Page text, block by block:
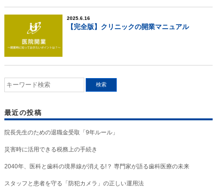
2025.6.16
【完全版】クリニックの開業マニュアル
最近の投稿
院長先生のための退職金受取「9年ルール」
災害時に活用できる税務上の手続き
2040年、医科と歯科の境界線が消える!？ 専門家が語る歯科医療の未来
スタッフと患者を守る「防犯カメラ」の正しい運用法